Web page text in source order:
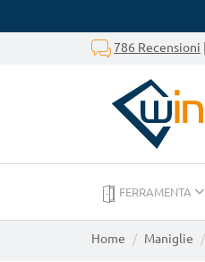
786 Recensioni
FERRAMENTA
Home Maniglie